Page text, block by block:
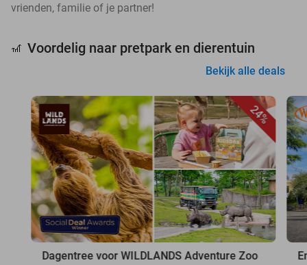
vrienden, familie of je partner!
🎢 Voordelig naar pretpark en dierentuin
Bekijk alle deals
24%
Dagentree voor WILDLANDS Adventure Zoo